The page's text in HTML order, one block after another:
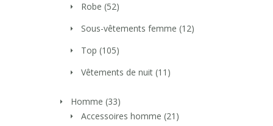
Robe (52)
Sous-vêtements femme (12)
Top (105)
Vêtements de nuit (11)
Homme (33)
Accessoires homme (21)